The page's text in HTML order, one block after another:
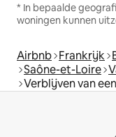
* In bepaalde
woningen kunnen
Airbnb Frankrijk
Saône-et-Loire
Verblijven van